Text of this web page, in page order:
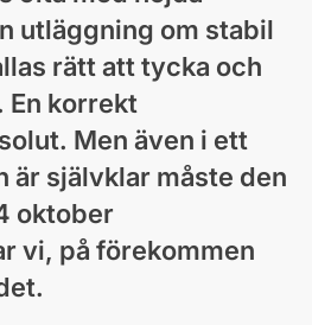
utläggning om stabil
rätt att tycka och
En korrekt
Men även i ett
är självklar måste den
oktober
vi, på förekommen